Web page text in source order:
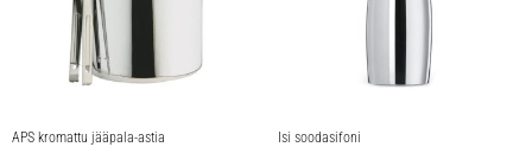
APS kromattu jääpala-astia Isi soodasifoni